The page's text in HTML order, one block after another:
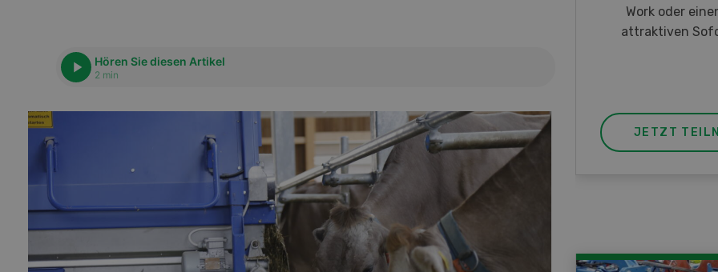
Hören Sie diesen Artikel
2 min
Work oder
attraktiven
JETZT